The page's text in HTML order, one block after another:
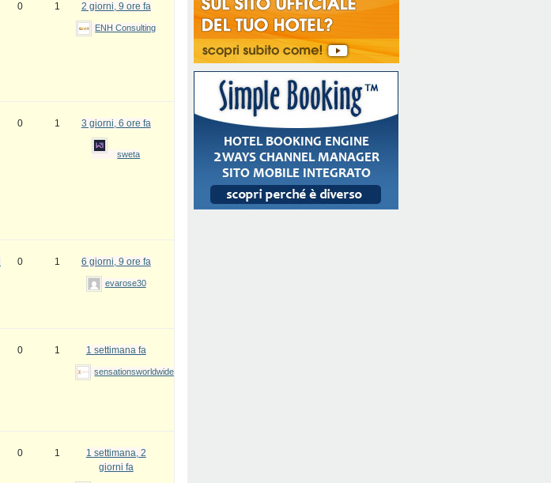
0 1 2 giorni, 9 ore fa
ENH Consulting
0 1 3 giorni, 6 ore fa
sweta
0 1 6 giorni, 9 ore fa
evarose30
0 1 1 settimana fa
sensationsworldwide
0 1
1 settimana, 2
giorni fa